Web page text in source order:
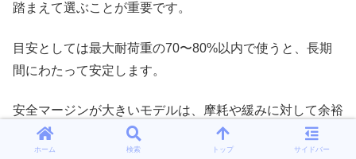
踏まえて選ぶことが重要です。
目安としては最大耐荷重の70〜80%以内で使うと、長期
間にわたって安定します。
安全マージンが大きいモデルは、摩耗や緩みに対して余裕
があり、結果的にメンテナンス頻度を抑えられます。
ホーム 検索 トップ サイドバー